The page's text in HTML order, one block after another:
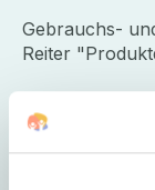
Gebrauchs-
Reiter
Lieferumfang: